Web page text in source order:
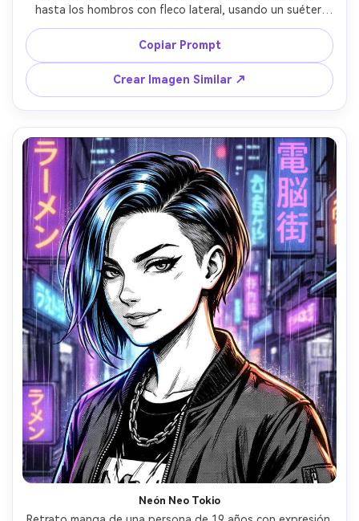
hasta los hombros con fleco lateral, usando un suéter
tejido color crema y aretes de aro pequeños, en
interiores junto a una ventana lluviosa con luces de
ciudad desenfocadas, luz de ventana suave y difusa, arte
de línea limpia y fina, sombreado delicado de screentone
en mejillas y cuello, reflejos nítidos en los ojos, encuadre
de busto, ambiente íntimo y tranquilo, alto detalle,
degradados suaves, sin texto, lente 85mm, poca
profundidad de campo --ar 4:5
Copiar Prompt
Crear Imagen Similar ↗
Neón Neo Tokio